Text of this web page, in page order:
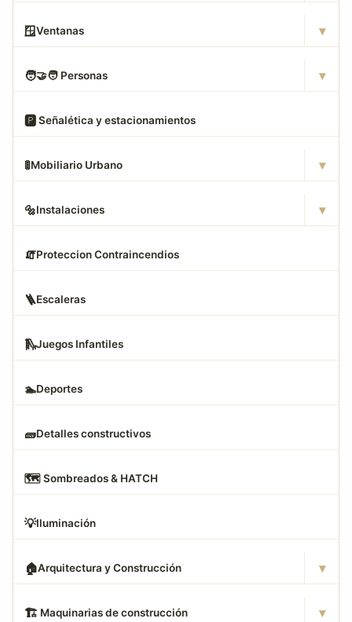
🪟Ventanas ▾
🧑‍🤝‍🧑 Personas ▾
🅿️ Señalética y estacionamientos
🚦Mobiliario Urbano ▾
🔩Instalaciones ▾
🧯Proteccion Contraincendios
🪜Escaleras
🛝Juegos Infantiles
🏊Deportes
🧱Detalles constructivos
🗺️ Sombreados & HATCH
💡Iluminación
🏠Arquitectura y Construcción ▾
🏗 ️ Maquinarias de construcción ▾